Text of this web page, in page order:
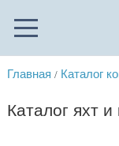
Главная / Каталог
Каталог яхт